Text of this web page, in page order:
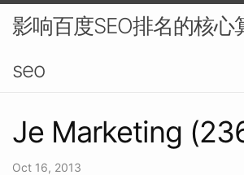
影响百度SEO排名的核心
seo
Je Marketing
Oct 16, 2013